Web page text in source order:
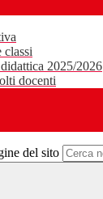
classi
2025/2026
docenti
del sito